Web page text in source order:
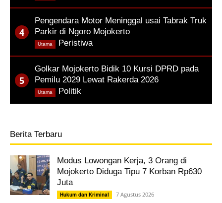
Pengendara Motor Meninggal usai Tabrak Truk
Parkir di Ngoro Mojokerto
Peristiwa,
Utama
Golkar Mojokerto Bidik 10 Kursi DPRD pada
Pemilu 2029 Lewat Rakerda 2026
Politik
Utama
Berita Terbaru
Modus Lowongan Kerja, 3 Orang di
Mojokerto Diduga Tipu 7 Korban Rp630
Juta
Hukum dan Kriminal 7 Agustus 2026